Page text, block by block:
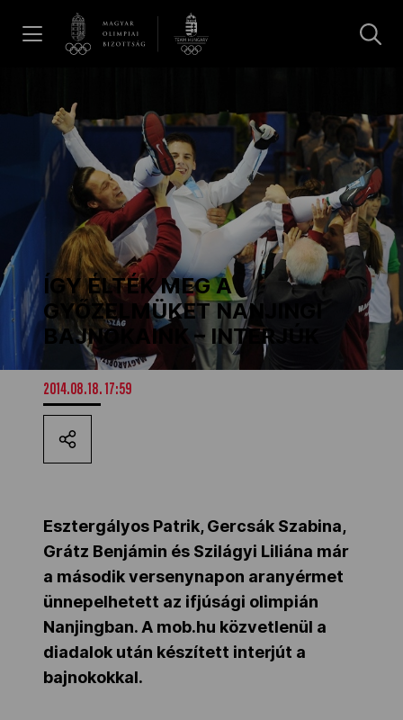
Hírek
Galéria
Dakar 2026
Los Angeles 2028
MOB
Kettőskarrier-program
Társszervezetek
OVEP
ÍGY ÉLTÉK MEG A
GYŐZELMÜKET NANJINGI
BAJNOKAINK – INTERJÚK
2014.08.18. 17:59
Esztergályos Patrik, Gercsák Szabina,
Grátz Benjámin és Szilágyi Liliána már
a második versenynapon aranyérmet
ünnepelhetett az ifjúsági olimpián
Nanjingban. A mob.hu közvetlenül a
diadalok után készített interjút a
bajnokokkal.